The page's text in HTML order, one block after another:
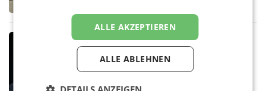
Ergebnis gegenüber Juli 2025 mehr als
verdoppelte (+102
Stiftungsrat Lederer wehrt sich in
den SN gegen Vorwürfe
Mehrere Themen beschäftigen derzeit den
ORF. Am Dienstag soll im Stiftungsrat über
ALLE AKZEPTIEREN
ALLE ABLEHNEN